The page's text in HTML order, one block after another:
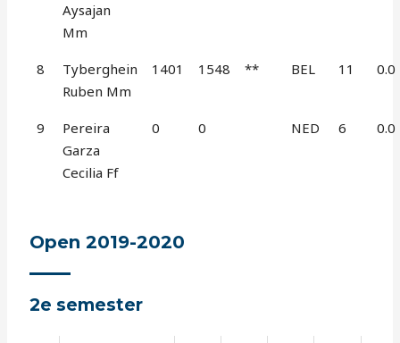
Aysajan
Mm
8
Tyberghein
Ruben Mm
1401 1548 ** BEL 11 0.0
9
Pereira
Garza
Cecilia Ff
0 0 NED 6 0.0
Open 2019-2020
2e semester